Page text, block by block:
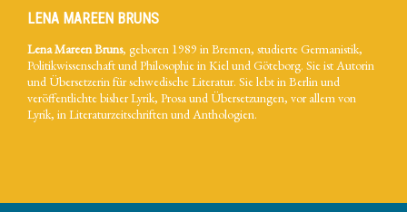
LENA MAREEN BRUNS
Lena Mareen Bruns, geboren 1989 in Bremen, studierte Germanistik,
Politikwissenschaft und Philosophie in Kiel und Göteborg. Sie ist Autorin
und Übersetzerin für schwedische Literatur. Sie lebt in Berlin und
veröffentlichte bisher Lyrik, Prosa und Übersetzungen, vor allem von
Lyrik, in Literaturzeitschriften und Anthologien.